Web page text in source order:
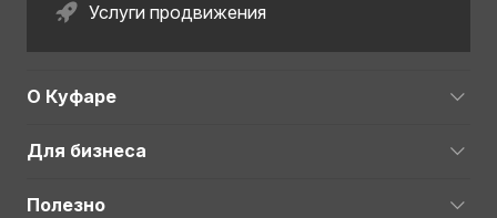
Услуги продвижения
О Куфаре
Для бизнеса
Полезно